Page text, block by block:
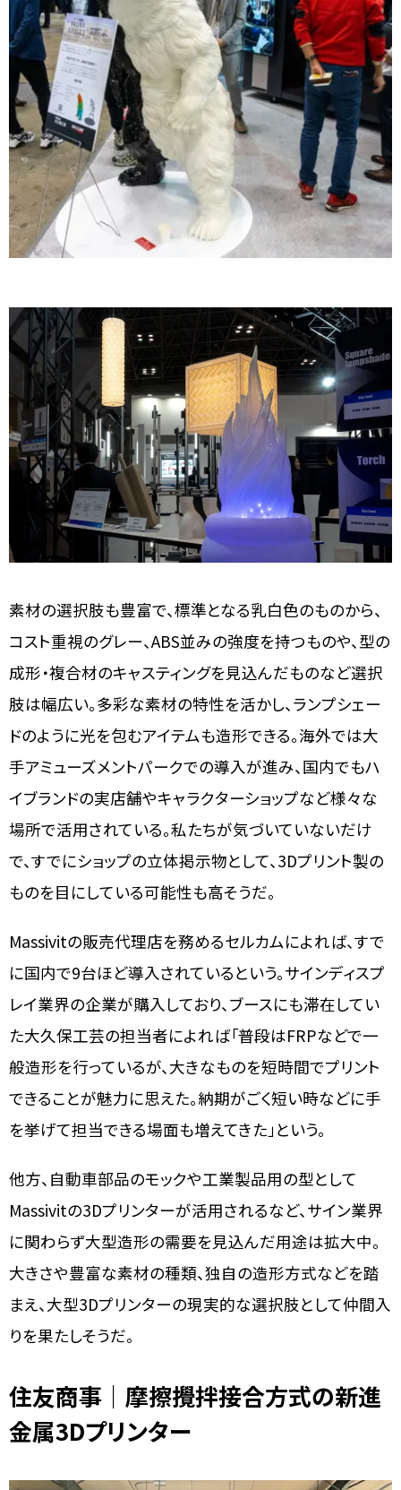
素材の選択肢も豊富で、標準となる乳白色のものから、
コスト重視のグレー、ABS並みの強度を持つものや、型の
成形・複合材のキャスティングを見込んだものなど選択
肢は幅広い。多彩な素材の特性を活かし、ランプシェー
ドのように光を包むアイテムも造形できる。海外では大
手アミューズメントパークでの導入が進み、国内でもハ
イブランドの実店舗やキャラクターショップなど様々な
場所で活用されている。私たちが気づいていないだけ
で、すでにショップの立体掲示物として、3Dプリント製の
ものを目にしている可能性も高そうだ。
Massivitの販売代理店を務めるセルカムによれば、すで
に国内で9台ほど導入されているという。サインディスプ
レイ業界の企業が購入しており、ブースにも滞在してい
た大久保工芸の担当者によれば「普段はFRPなどで一
般造形を行っているが、大きなものを短時間でプリント
できることが魅力に思えた。納期がごく短い時などに手
を挙げて担当できる場面も増えてきた」という。
他方、自動車部品のモックや工業製品用の型として
Massivitの3Dプリンターが活用されるなど、サイン業界
に関わらず大型造形の需要を見込んだ用途は拡大中。
大きさや豊富な素材の種類、独自の造形方式などを踏
まえ、大型3Dプリンターの現実的な選択肢として仲間入
りを果たしそうだ。
住友商事｜摩擦攪拌接合方式の新進
金属3Dプリンター